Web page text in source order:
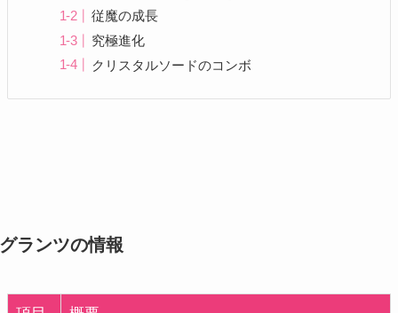
従魔の成長
究極進化
クリスタルソードのコンボ
グランツの情報